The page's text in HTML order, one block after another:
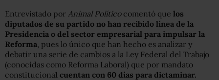
Entrevistado por Animal Políticocomentó que los
diputados de su partido no han recibido línea de la
Presidencia o del sector empresarial para impulsar la
Reforma, pues lo único que han hecho es analizar y
debatir una serie de cambios a la Ley Federal del Trabajo
(conocidas como Reforma Laboral) que por mandato
constitucional cuentan con 60 días para dictaminar.